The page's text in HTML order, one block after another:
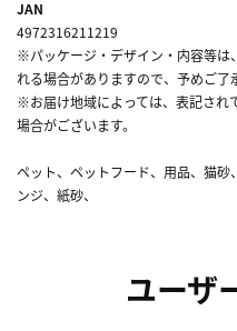
JAN
4972316211219
※パッケージ・デザイン・内容等は
れる場合がありますので、予めご了
※お届け地域によっては、表記され
場合がございます。
ペット、ペットフード、用品、猫
ンジ、紙砂、
ユーザ